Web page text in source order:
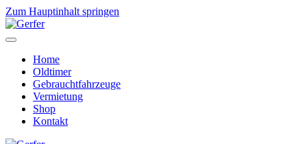
Zum Hauptinhalt springen
Home
Oldtimer
Gebrauchtfahrzeuge
Vermietung
Shop
Kontakt